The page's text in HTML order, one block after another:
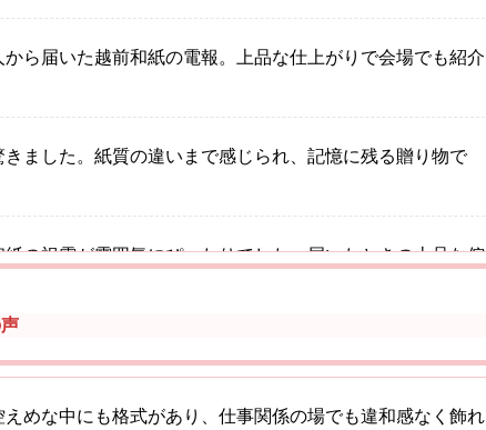
ら届いた越前和紙の電報。上品な仕上がりで会場でも紹介
ました。紙質の違いまで感じられ、記憶に残る贈り物で
の祝電が雰囲気にぴったりでした。届いたときの上品な佇
大満足です。
めな中にも格式があり、仕事関係の場でも違和感なく飾れ